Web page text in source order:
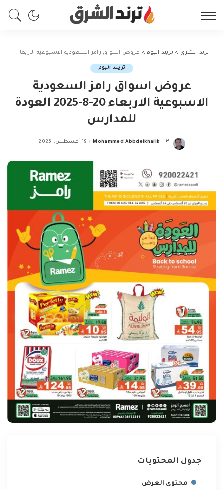
ترند الشرق > تريند اليوم> عروض اسواق رامز السعودية الاسبوعية الاربعاء 20-8-2025 العودة للمدارس
تريند اليوم
عروض اسواق رامز السعودية
الاسبوعية الاربعاء 20-8-2025 العودة
للمدارس
Posted
كتب Mohammed Abbdelkhalik 19 أغسطس، 2025
جدول المحتويات
محتوى العرض